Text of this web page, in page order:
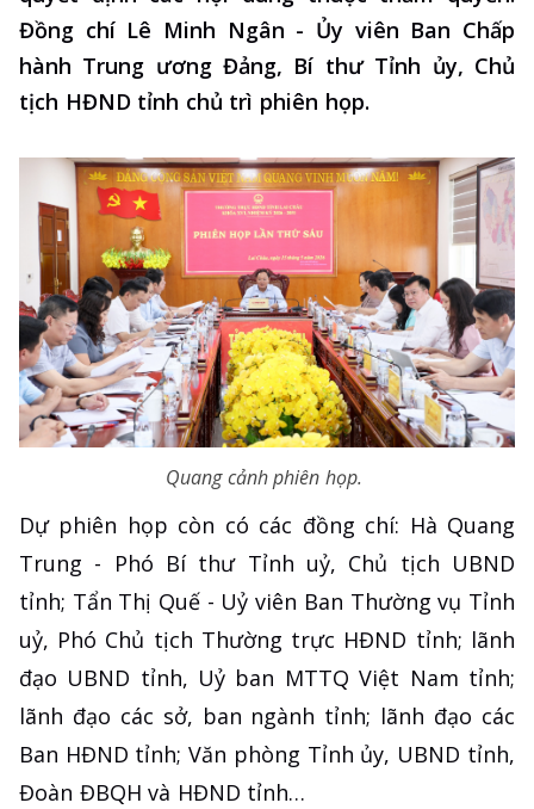
Đồng chí Lê Minh Ngân - Ủy viên Ban Chấp
hành Trung ương Đảng, Bí thư Tỉnh ủy, Chủ
tịch HĐND tỉnh chủ trì phiên họp.
Quang cảnh phiên họp.
Dự phiên họp còn có các đồng chí: Hà Quang
Trung - Phó Bí thư Tỉnh uỷ, Chủ tịch UBND
tỉnh; Tẩn Thị Quế - Uỷ viên Ban Thường vụ Tỉnh
uỷ, Phó Chủ tịch Thường trực HĐND tỉnh; lãnh
đạo UBND tỉnh, Uỷ ban MTTQ Việt Nam tỉnh;
lãnh đạo các sở, ban ngành tỉnh; lãnh đạo các
Ban HĐND tỉnh; Văn phòng Tỉnh ủy, UBND tỉnh,
Đoàn ĐBQH và HĐND tỉnh…